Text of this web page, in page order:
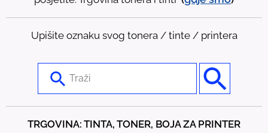
Upišite oznaku svog tonera / tinte / printera
t
TRGOVINA: TINTA, TONER, BOJA ZA PRINTER